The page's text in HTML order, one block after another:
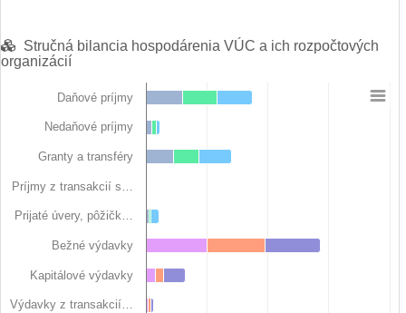
Stručná bilancia hospodárenia VÚC a ich rozpočtových
organizácií
View as data table, Chart
The chart has 1 X axis displaying categories.
The chart has 1 Y axis displaying mill. Eur. Data ranges from 0
Daňové príjmy
Nedaňové príjmy
Granty a transféry
Príjmy z transakcií s…
Prijaté úvery, pôžičk…
Bežné výdavky
Kapitálové výdavky
Výdavky z transakcií…